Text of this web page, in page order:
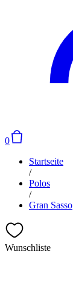
0
Startseite
/
Polos
/
Gran Sasso
Wunschliste